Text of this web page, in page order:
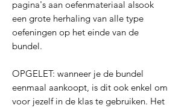
pagina's aan oefenmateriaal alsook
een grote herhaling van alle type
oefeningen op het einde van de
bundel.
OPGELET: wanneer je de bundel
eenmaal aankoopt, is dit ook enkel om
voor jezelf in de klas te gebruiken. Het